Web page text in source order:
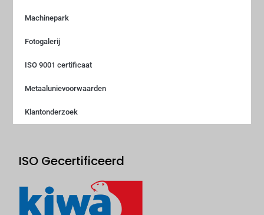
Machinepark
Fotogalerij
ISO 9001 certificaat
Metaalunievoorwaarden
Klantonderzoek
ISO Gecertificeerd